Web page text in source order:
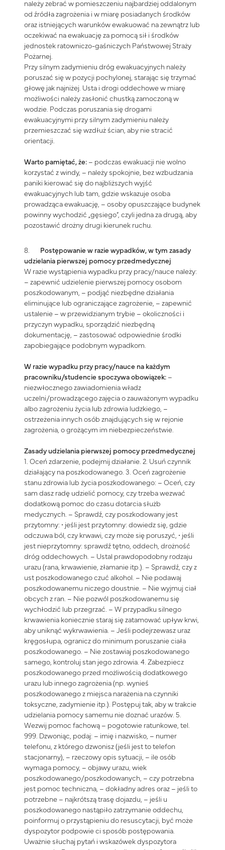
należy zebrać w pomieszczeniu najbardziej oddalonym
od źródła zagrożenia i w miarę posiadanych środków
oraz istniejących warunków ewakuować na zewnątrz lub
oczekiwać na ewakuację za pomocą sił i środków
jednostek ratowniczo-gaśniczych Państwowej Straży
Pożarnej.
Przy silnym zadymieniu dróg ewakuacyjnych należy
poruszać się w pozycji pochylonej, starając się trzymać
głowę jak najniżej. Usta i drogi oddechowe w miarę
możliwości należy zasłonić chustką zamoczoną w
wodzie. Podczas poruszania się drogami
ewakuacyjnymi przy silnym zadymieniu należy
przemieszczać się wzdłuż ścian, aby nie stracić
orientacji.
Warto pamiętać, że: – podczas ewakuacji nie wolno
korzystać z windy, – należy spokojnie, bez wzbudzania
paniki kierować się do najbliższych wyjść
ewakuacyjnych lub tam, gdzie wskazuje osoba
prowadząca ewakuację, – osoby opuszczające budynek
powinny wychodzić „gęsiego”, czyli jedna za drugą, aby
pozostawić drożny drugi kierunek ruchu.
8.
Postępowanie w razie wypadków, w tym zasady
udzielania pierwszej pomocy przedmedycznej
W razie wystąpienia wypadku przy pracy/nauce należy:
– zapewnić udzielenie pierwszej pomocy osobom
poszkodowanym, – podjąć niezbędne działania
eliminujące lub ograniczające zagrożenie, – zapewnić
ustalenie – w przewidzianym trybie – okoliczności i
przyczyn wypadku, sporządzić niezbędną
dokumentację, – zastosować odpowiednie środki
zapobiegające podobnym wypadkom.
W razie wypadku przy pracy/nauce na każdym
pracowniku/studencie spoczywa obowiązek: –
niezwłocznego zawiadomienia władz
uczelni/prowadzącego zajęcia o zauważonym wypadku
albo zagrożeniu życia lub zdrowia ludzkiego, –
ostrzeżenia innych osób znajdujących się w rejonie
zagrożenia, o grożącym im niebezpieczeństwie.
Zasady udzielania pierwszej pomocy przedmedycznej
1. Oceń zdarzenie, podejmij działanie. 2. Usuń czynnik
działający na poszkodowanego. 3. Oceń zagrożenie
stanu zdrowia lub życia poszkodowanego: – Oceń, czy
sam dasz radę udzielić pomocy, czy trzeba wezwać
dodatkową pomoc do czasu dotarcia służb
medycznych. – Sprawdź, czy poszkodowany jest
przytomny: • jeśli jest przytomny: dowiedz się, gdzie
odczuwa ból, czy krwawi, czy może się poruszyć, • jeśli
jest nieprzytomny: sprawdź tętno, oddech, drożność
dróg oddechowych. – Ustal prawdopodobny rodzaju
urazu (rana, krwawienie, złamanie itp.). – Sprawdź, czy z
ust poszkodowanego czuć alkohol. – Nie podawaj
poszkodowanemu niczego doustnie. – Nie wyjmuj ciał
obcych z ran. – Nie pozwól poszkodowanemu się
wychłodzić lub przegrzać. – W przypadku silnego
krwawienia koniecznie staraj się zatamować upływ krwi,
aby uniknąć wykrwawienia. – Jeśli podejrzewasz uraz
kręgosłupa, ogranicz do minimum poruszanie ciała
poszkodowanego. – Nie zostawiaj poszkodowanego
samego, kontroluj stan jego zdrowia. 4. Zabezpiecz
poszkodowanego przed możliwością dodatkowego
urazu lub innego zagrożenia (np. wynieś
poszkodowanego z miejsca narażenia na czynniki
toksyczne, zadymienie itp.). Postępuj tak, aby w trakcie
udzielania pomocy samemu nie doznać urazów. 5.
Wezwij pomoc fachową – pogotowie ratunkowe, tel.
999. Dzwoniąc, podaj: – imię i nazwisko, – numer
telefonu, z którego dzwonisz (jeśli jest to telefon
stacjonarny), – rzeczowy opis sytuacji, – ile osób
wymaga pomocy, – objawy urazu, wiek
poszkodowanego/poszkodowanych, – czy potrzebna
jest pomoc techniczna, – dokładny adres oraz – jeśli to
potrzebne – najkrótszą trasę dojazdu, – jeśli u
poszkodowanego nastąpiło zatrzymanie oddechu,
poinformuj o przystąpieniu do resuscytacji, być może
dyspozytor podpowie ci sposób postępowania.
Uważnie słuchaj pytań i wskazówek dyspozytora